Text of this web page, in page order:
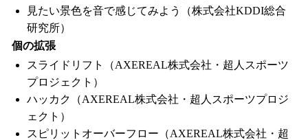
見たい景色を音で感じてみよう（株式会社KDDI総合
研究所）
個の拡張
スライドリフト（AXEREAL株式会社・超人スポーツ
プロジェクト）
ハッカク（AXEREAL株式会社・超人スポーツプロジ
ェクト）
スピリットオーバーフロー（AXEREAL株式会社・超